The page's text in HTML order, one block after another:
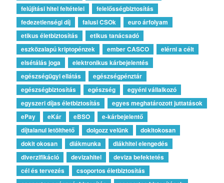
felújítási hitel feltételei
felelősségbiztosítás
fedezetlenségi díj
falusi CSOk
euro árfolyam
etikus életbiztosítás
etikus tanácsadó
eszközalapú kriptopénzek
ember CASCO
elérni a célt
elsétálás joga
elektronikus kárbejelentés
egészségügyi ellátás
egészségpénztár
egészségbiztosítás
egészség
egyéni vállalkozó
egyszeri díjas életbiztosítás
egyes meghatározott juttatások
ePay
eKár eBSO
e-kárbejelentő
díjtalanul letölthető
dolgozz velünk
dokitokosan
dokit okosan
diákmunka
diákhitel elengedés
diverzifikáció
devizahitel
deviza befektetés
cél és tervezés
csoportos életbiztosítás